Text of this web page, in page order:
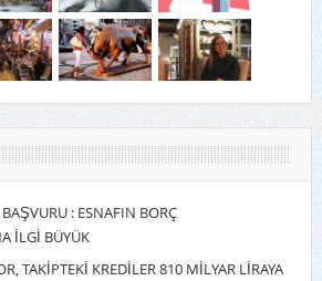
: ESNAFIN BORÇ
İLGİ BÜYÜK
TAKİPTEKİ KREDİLER 810 MİLYAR LİRAYA